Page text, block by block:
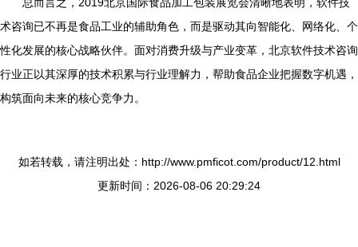
术咨询已不再是食品工业的辅助角色，而是驱动其向智能化、网络化、个
性化发展的核心战略伙伴。面对消费升级与产业变革，北京软件技术咨询
行业正以其深厚的技术积累与行业理解力，帮助食品企业把握数字机遇，
构筑面向未来的核心竞争力。
如若转载，请注明出处：http://www.pmficot.com/product/12.html
更新时间：2026-08-06 20:29:24